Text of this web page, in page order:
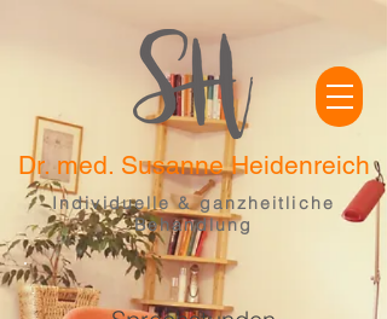
Dr. med. Susanne Heidenreich
Individuelle & ganzheitliche
Behandlung